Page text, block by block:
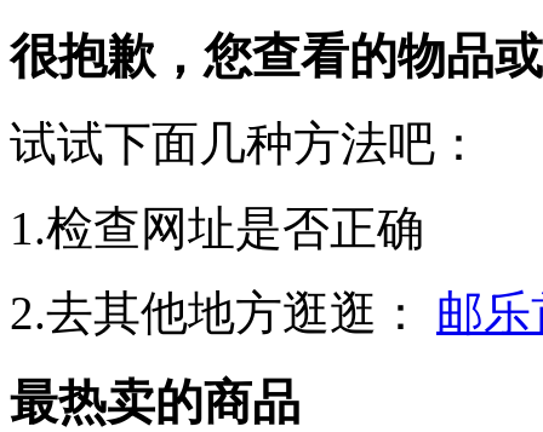
很抱歉，您查看的物品
试试下面几种方法吧：
1.检查网址是否正确
2.去其他地方逛逛：
邮
最热卖的商品